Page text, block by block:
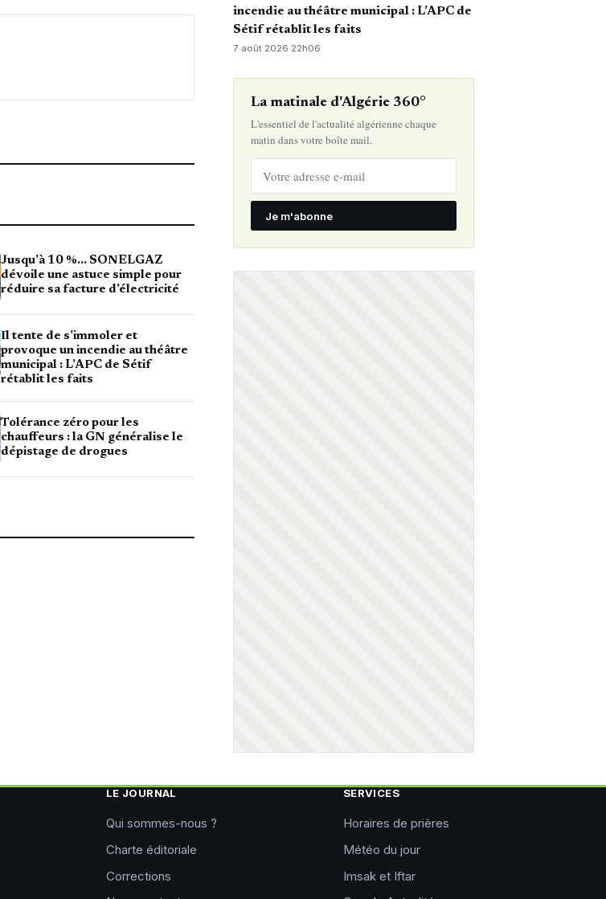
Jusqu’à 10 %… SONELGAZ
dévoile une astuce simple pour
réduire sa facture d’électricité
Il tente de s’immoler et
provoque un incendie au théâtre
municipal : L’APC de Sétif
rétablit les faits
Tolérance zéro pour les
chauffeurs : la GN généralise le
dépistage de drogues
incendie au théâtre municipal : L’APC de
Sétif rétablit les faits
7 août 2026·22h06
La matinale d'Algérie 360°
L'essentiel de l'actualité algérienne chaque
matin dans votre boîte mail.
Je m'abonne
LE JOURNAL
Qui sommes-nous ?
Charte éditoriale
Corrections
SERVICES
Horaires de prières
Météo du jour
Imsak et Iftar